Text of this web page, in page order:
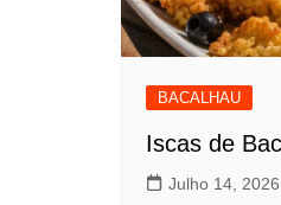
BACALHAU
Iscas de
Julho 14, 2026